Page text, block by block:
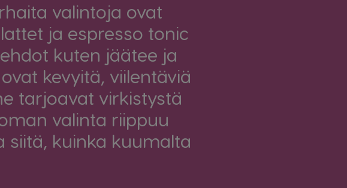
valintoja ovat
ja espresso tonic
kuten jäätee ja
kevyitä, viilentäviä
tarjoavat virkistystä
valinta riippuu
siitä, kuinka kuumalta